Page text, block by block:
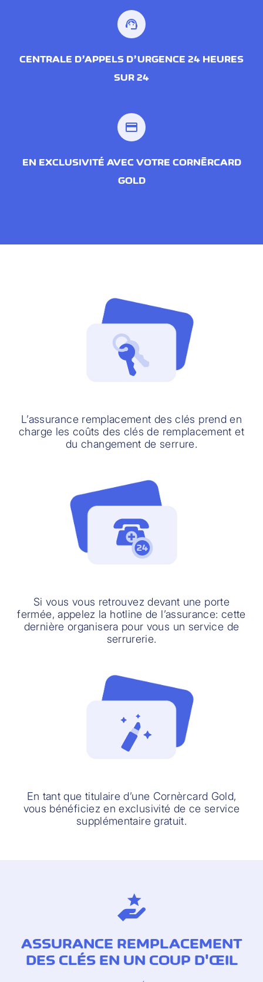
support_agent
CENTRALE D’APPELS D’URGENCE 24 HEURES
SUR 24
credit_card
EN EXCLUSIVITÉ AVEC VOTRE CORNÈRCARD
GOLD
L’assurance remplacement des clés prend en
charge les coûts des clés de remplacement et
du changement de serrure.
Si vous vous retrouvez devant une porte
fermée, appelez la hotline de l’assurance: cette
dernière organisera pour vous un service de
serrurerie.
En tant que titulaire d’une Cornèrcard Gold,
vous bénéficiez en exclusivité de ce service
supplémentaire gratuit.
ASSURANCE REMPLACEMENT
DES CLÉS EN UN COUP D'ŒIL